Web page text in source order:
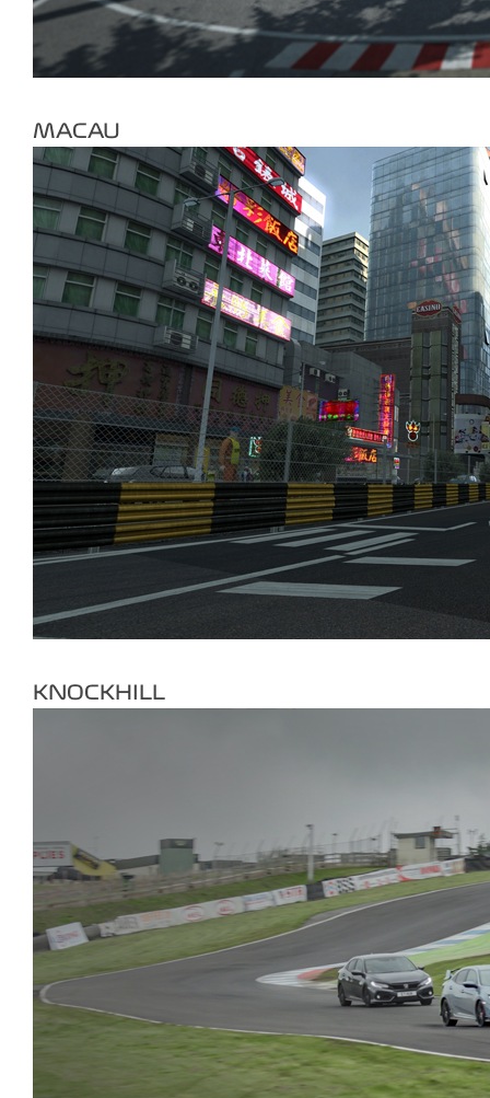
MACAU
KNOCKHILL